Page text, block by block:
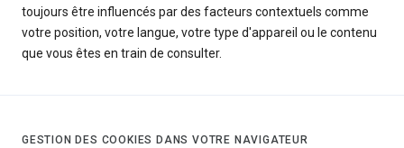
toujours être influencés par des facteurs contextuels comme
votre position, votre langue, votre type d'appareil ou le contenu
que vous êtes en train de consulter.
GESTION DES COOKIES DANS VOTRE NAVIGATEUR